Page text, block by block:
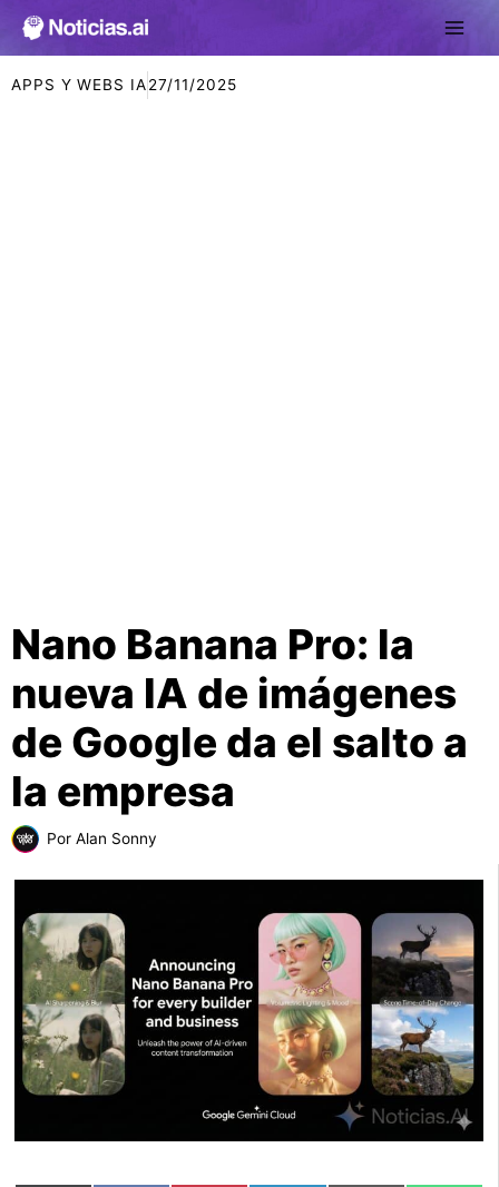
APPS Y WEBS IA27/11/2025
Nano Banana Pro: la
nueva IA de imágenes
de Google da el salto a
la empresa
Por Alan Sonny